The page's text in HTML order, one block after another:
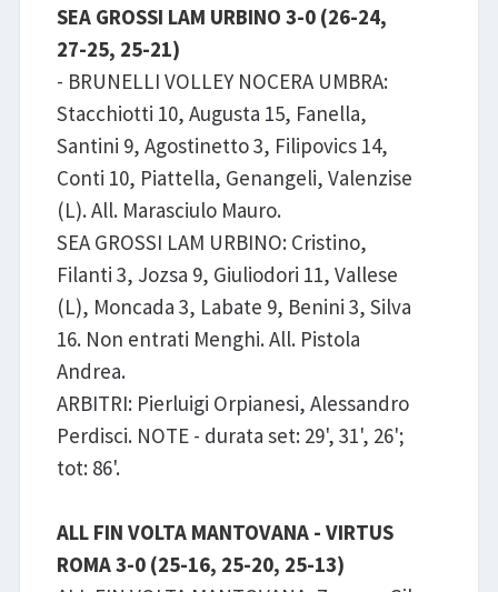
SEA GROSSI LAM URBINO 3-0 (26-24,
27-25, 25-21)
- BRUNELLI VOLLEY NOCERA UMBRA:
Stacchiotti 10, Augusta 15, Fanella,
Santini 9, Agostinetto 3, Filipovics 14,
Conti 10, Piattella, Genangeli, Valenzise
(L). All. Marasciulo Mauro.
SEA GROSSI LAM URBINO: Cristino,
Filanti 3, Jozsa 9, Giuliodori 11, Vallese
(L), Moncada 3, Labate 9, Benini 3, Silva
16. Non entrati Menghi. All. Pistola
Andrea.
ARBITRI: Pierluigi Orpianesi, Alessandro
Perdisci. NOTE - durata set: 29', 31', 26';
tot: 86'.
ALL FIN VOLTA MANTOVANA - VIRTUS
ROMA 3-0 (25-16, 25-20, 25-13)